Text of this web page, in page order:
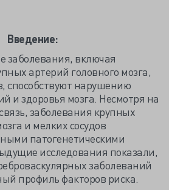
Введение:
заболевания, включая
артерий головного мозга,
способствуют нарушению
и здоровья мозга. Несмотря на
заболевания крупных
и мелких сосудов
патогенетическими
исследования показали,
заболеваний
профиль факторов риска.